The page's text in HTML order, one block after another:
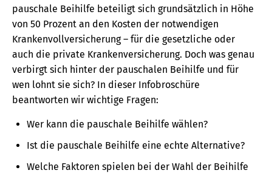
pauschale Beihilfe beteiligt sich grundsätzlich in Höhe
von 50 Prozent an den Kosten der notwendigen
Krankenvollversicherung – für die gesetzliche oder
auch die private Krankenversicherung. Doch was genau
verbirgt sich hinter der pauschalen Beihilfe und für
wen lohnt sie sich? In dieser Infobroschüre
beantworten wir wichtige Fragen:
Wer kann die pauschale Beihilfe wählen?
Ist die pauschale Beihilfe eine echte Alternative?
Welche Faktoren spielen bei der Wahl der Beihilfe